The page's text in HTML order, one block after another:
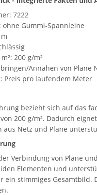
7222
Gummi-Spannleine
200 g/m²
Annähen von Plane
Preis pro laufendem Meter
bezieht sich auf das
200 g/m². Dadurch
aus Netz und Plane
Verbindung von Plane
Elementen und
ein stimmiges Gesamtbild.